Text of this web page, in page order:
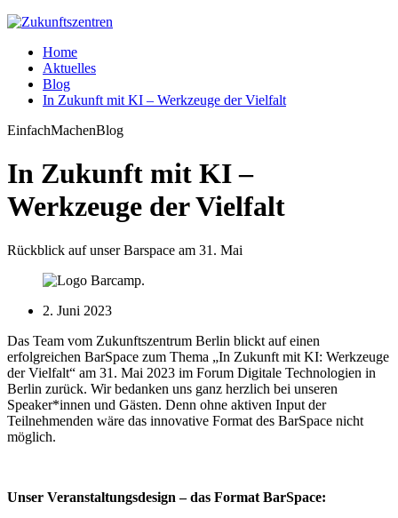
Home
Aktuelles
Blog
In Zukunft mit KI – Werkzeuge der Vielfalt
EinfachMachenBlog
In Zukunft mit KI –
Werkzeuge der Vielfalt
Rückblick auf unser Barspace am 31. Mai
2. Juni 2023
Das Team vom Zukunftszentrum Berlin blickt auf einen
erfolgreichen BarSpace zum Thema „In Zukunft mit KI: Werkzeuge
der Vielfalt“ am 31. Mai 2023 im Forum Digitale Technologien in
Berlin zurück. Wir bedanken uns ganz herzlich bei unseren
Speaker*innen und Gästen. Denn ohne aktiven Input der
Teilnehmenden wäre das innovative Format des BarSpace nicht
möglich.
Unser Veranstaltungsdesign – das Format BarSpace: